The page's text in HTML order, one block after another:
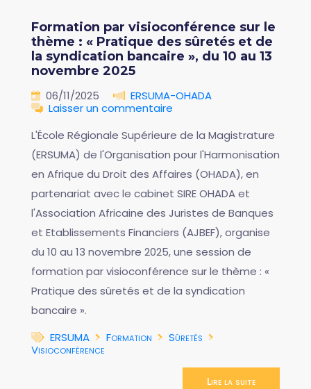
Formation par visioconférence sur le
thème : « Pratique des sûretés et de
la syndication bancaire », du 10 au 13
novembre 2025
06/11/2025
ERSUMA-OHADA
Laisser un commentaire
L'École Régionale Supérieure de la Magistrature
(ERSUMA) de l'Organisation pour l'Harmonisation
en Afrique du Droit des Affaires (OHADA), en
partenariat avec le cabinet SIRE OHADA et
l'Association Africaine des Juristes de Banques
et Etablissements Financiers (AJBEF), organise
du 10 au 13 novembre 2025, une session de
formation par visioconférence sur le thème : «
Pratique des sûretés et de la syndication
bancaire ».
ERSUMA
Formation
Sûretés
Visioconférence
Lire la suite